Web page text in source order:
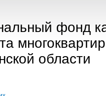
фонд
области